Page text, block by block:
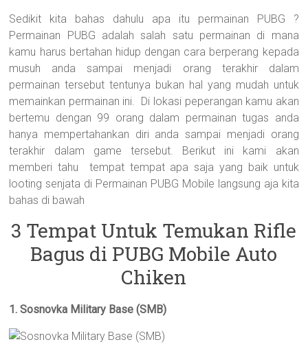
Sedikit kita bahas dahulu apa itu permainan PUBG ?
Permainan PUBG adalah salah satu permainan di mana
kamu harus bertahan hidup dengan cara berperang kepada
musuh anda sampai menjadi orang terakhir dalam
permainan tersebut tentunya bukan hal yang mudah untuk
memainkan permainan ini. Di lokasi peperangan kamu akan
bertemu dengan 99 orang dalam permainan tugas anda
hanya mempertahankan diri anda sampai menjadi orang
terakhir dalam game tersebut. Berikut ini kami akan
memberi tahu tempat tempat apa saja yang baik untuk
looting senjata di Permainan PUBG Mobile langsung aja kita
bahas di bawah
3 Tempat Untuk Temukan Rifle
Bagus di PUBG Mobile Auto
Chiken
1. Sosnovka Military Base (SMB)